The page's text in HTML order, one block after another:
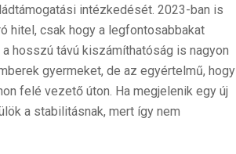
intézkedését. 2023-ban is
hitel, csak hogy a legfontosabbakat
hosszú távú kiszámíthatóság is nagyon
gyermeket, de az egyértelmű, hogy
felé vezető úton. Ha megjelenik egy új
a stabilitásnak, mert így nem